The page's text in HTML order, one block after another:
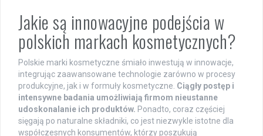
Jakie są innowacyjne podejścia w
polskich markach kosmetycznych?
Polskie marki kosmetyczne śmiało inwestują w innowacje,
integrując zaawansowane technologie zarówno w procesy
produkcyjne, jak i w formuły kosmetyczne. Ciągły postęp i
intensywne badania umożliwiają firmom nieustanne
udoskonalanie ich produktów. Ponadto, coraz częściej
sięgają po naturalne składniki, co jest niezwykle istotne dla
współczesnych konsumentów, którzy poszukują